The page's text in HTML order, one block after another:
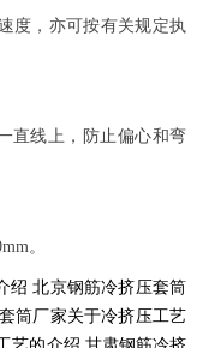
度，亦可按有关规定执
直线上，防止偏心和弯
。
绍 北京钢筋冷挤压套筒
筒厂家关于冷挤压工艺